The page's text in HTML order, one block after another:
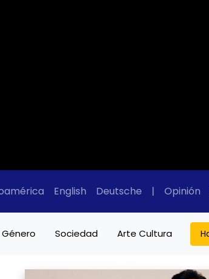
English Deutsche | Opinión
Género Sociedad Arte Cultura